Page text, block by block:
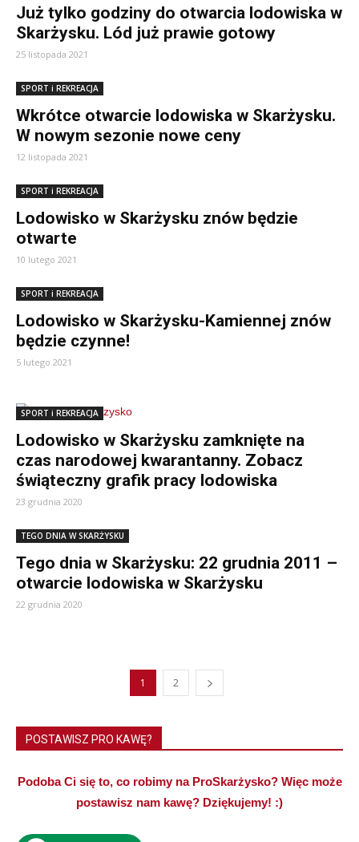
Już tylko godziny do otwarcia lodowiska w
Skarżysku. Lód już prawie gotowy
25 listopada 2021
SPORT i REKREACJA
Wkrótce otwarcie lodowiska w Skarżysku.
W nowym sezonie nowe ceny
12 listopada 2021
SPORT i REKREACJA
Lodowisko w Skarżysku znów będzie
otwarte
10 lutego 2021
SPORT i REKREACJA
Lodowisko w Skarżysku-Kamiennej znów
będzie czynne!
5 lutego 2021
SPORT i REKREACJA
Lodowisko w Skarżysku zamknięte na
czas narodowej kwarantanny. Zobacz
świąteczny grafik pracy lodowiska
23 grudnia 2020
TEGO DNIA W SKARŻYSKU
Tego dnia w Skarżysku: 22 grudnia 2011 –
otwarcie lodowiska w Skarżysku
22 grudnia 2020
1 2
POSTAWISZ PRO KAWĘ?
Podoba Ci się to, co robimy na ProSkarżysko? Więc może
postawisz nam kawę? Dziękujemy! :)